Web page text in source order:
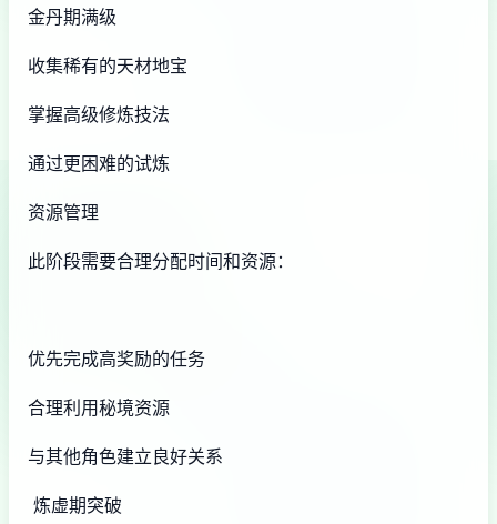
金丹期满级
收集稀有的天材地宝
掌握高级修炼技法
通过更困难的试炼
资源管理
此阶段需要合理分配时间和资源：
优先完成高奖励的任务
合理利用秘境资源
与其他角色建立良好关系
炼虚期突破